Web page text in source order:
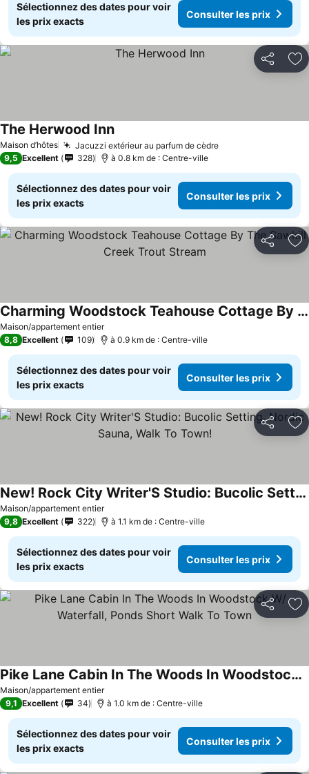
Sélectionnez des dates pour voir
les prix exacts
Consulter les prix
Partager
Maison d’hôtes Jacuzzi extérieur au parfum de cèdre
The Herwood Inn
9,5 Excellent 328 à 0.8 km de : Centre-ville
Sélectionnez des dates pour voir
les prix exacts
Consulter les prix
Partager
Maison/appartement entier
Charming Woodstock Teahouse Cottage By The Sawkill Creek Trout Stream
8,8 Excellent 109 à 0.9 km de : Centre-ville
Sélectionnez des dates pour voir
les prix exacts
Consulter les prix
Partager
Maison/appartement entier
New! Rock City Writer'S Studio: Bucolic Setting, Nordic Sauna, Walk To Town!
9,8 Excellent 322 à 1.1 km de : Centre-ville
Sélectionnez des dates pour voir
les prix exacts
Consulter les prix
Partager
Maison/appartement entier
Pike Lane Cabin In The Woods In Woodstock W/ Waterfall, Ponds Short Walk To Town
9,1 Excellent 34 à 1.0 km de : Centre-ville
Sélectionnez des dates pour voir
les prix exacts
Consulter les prix